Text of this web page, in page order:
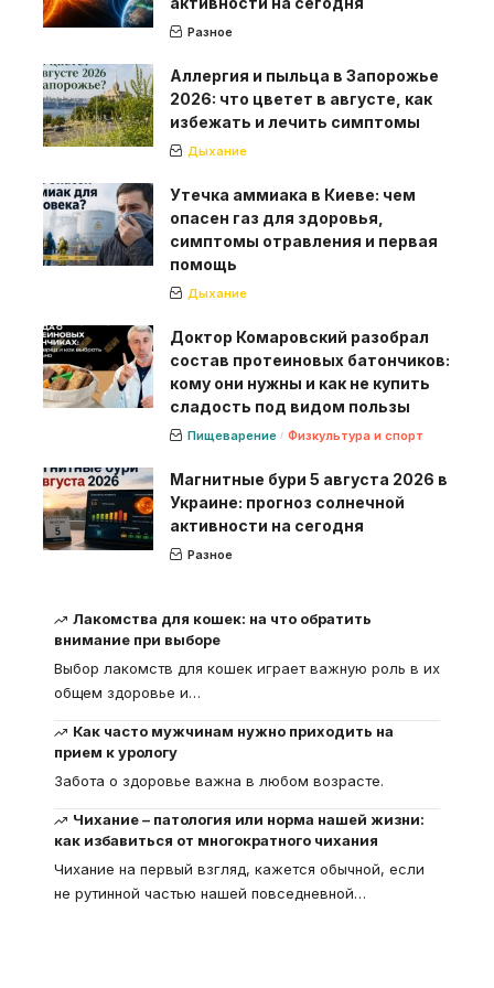
Разное
Аллергия и пыльца в Запорожье
2026: что цветет в августе, как
избежать и лечить симптомы
Дыхание
Утечка аммиака в Киеве: чем
опасен газ для здоровья,
симптомы отравления и первая
помощь
Дыхание
Доктор Комаровский разобрал
состав протеиновых батончиков:
кому они нужны и как не купить
сладость под видом пользы
Пищеварение Физкультура и спорт
Магнитные бури 5 августа 2026 в
Украине: прогноз солнечной
активности на сегодня
Разное
Лакомства для кошек: на что обратить
внимание при выборе
Выбор лакомств для кошек играет важную роль в их
общем здоровье и…
Как часто мужчинам нужно приходить на
прием к урологу
Забота о здоровье важна в любом возрасте.
Чихание – патология или норма нашей жизни:
как избавиться от многократного чихания
Чихание на первый взгляд, кажется обычной, если
не рутинной частью нашей повседневной…